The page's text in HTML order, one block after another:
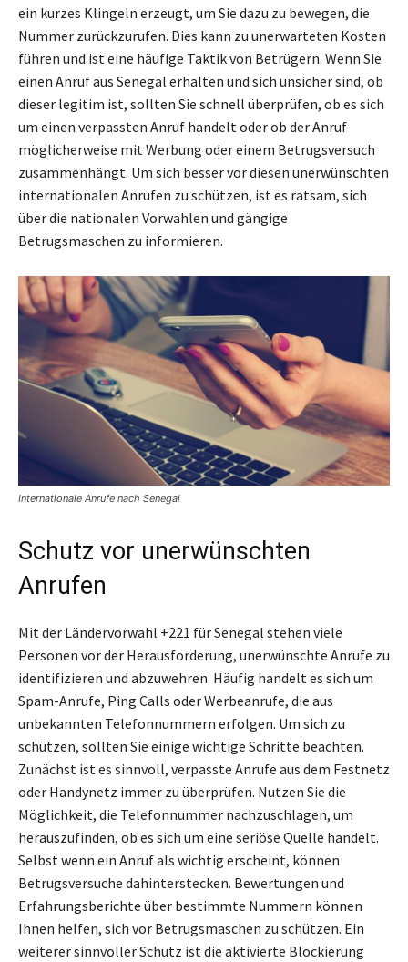
ein kurzes Klingeln erzeugt, um Sie dazu zu bewegen, die
Nummer zurückzurufen. Dies kann zu unerwarteten Kosten
führen und ist eine häufige Taktik von Betrügern. Wenn Sie
einen Anruf aus Senegal erhalten und sich unsicher sind, ob
dieser legitim ist, sollten Sie schnell überprüfen, ob es sich
um einen verpassten Anruf handelt oder ob der Anruf
möglicherweise mit Werbung oder einem Betrugsversuch
zusammenhängt. Um sich besser vor diesen unerwünschten
internationalen Anrufen zu schützen, ist es ratsam, sich
über die nationalen Vorwahlen und gängige
Betrugsmaschen zu informieren.
Internationale Anrufe nach Senegal
Schutz vor unerwünschten
Anrufen
Mit der Ländervorwahl +221 für Senegal stehen viele
Personen vor der Herausforderung, unerwünschte Anrufe zu
identifizieren und abzuwehren. Häufig handelt es sich um
Spam-Anrufe, Ping Calls oder Werbeanrufe, die aus
unbekannten Telefonnummern erfolgen. Um sich zu
schützen, sollten Sie einige wichtige Schritte beachten.
Zunächst ist es sinnvoll, verpasste Anrufe aus dem Festnetz
oder Handynetz immer zu überprüfen. Nutzen Sie die
Möglichkeit, die Telefonnummer nachzuschlagen, um
herauszufinden, ob es sich um eine seriöse Quelle handelt.
Selbst wenn ein Anruf als wichtig erscheint, können
Betrugsversuche dahinterstecken. Bewertungen und
Erfahrungsberichte über bestimmte Nummern können
Ihnen helfen, sich vor Betrugsmaschen zu schützen. Ein
weiterer sinnvoller Schutz ist die aktivierte Blockierung